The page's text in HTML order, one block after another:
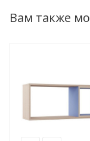
Вам также